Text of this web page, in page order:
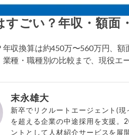
すごい？年収・額面
収換算は約450万〜560万円、
種・職種別の比較まで、現役エ
末永雄大
新卒でリクルートエージェント(
を超える企業の中途採用を支援。
ントとして人材紹介サービスを展